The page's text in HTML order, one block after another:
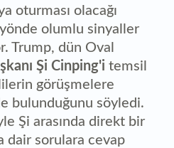
oturması olacağı
olumlu sinyaller
Trump, dün Oval
Şi Cinping'i temsil
görüşmelere
bulunduğunu söyledi.
Şi arasında direkt bir
dair sorulara cevap